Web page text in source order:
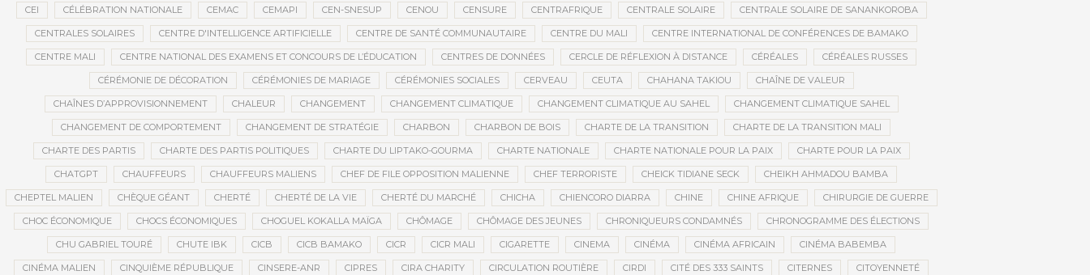
CEI CÉLÉBRATION NATIONALE CEMAC CEMAPI CEN-SNESUP CENOU CENSURE CENTRAFRIQUE CENTRALE SOLAIRE CENTRALE SOLAIRE DE SANANKOROBA
CENTRALES SOLAIRES CENTRE D'INTELLIGENCE ARTIFICIELLE CENTRE DE SANTÉ COMMUNAUTAIRE CENTRE DU MALI CENTRE INTERNATIONAL DE CONFÉRENCES DE BAMAKO
CENTRE MALI CENTRE NATIONAL DES EXAMENS ET CONCOURS DE L’ÉDUCATION CENTRES DE DONNÉES CERCLE DE RÉFLEXION À DISTANCE CÉRÉALES CÉRÉALES RUSSES
CÉRÉMONIE DE DÉCORATION CÉRÉMONIES DE MARIAGE CÉRÉMONIES SOCIALES CERVEAU CEUTA CHAHANA TAKIOU CHAÎNE DE VALEUR
CHAÎNES D’APPROVISIONNEMENT CHALEUR CHANGEMENT CHANGEMENT CLIMATIQUE CHANGEMENT CLIMATIQUE AU SAHEL CHANGEMENT CLIMATIQUE SAHEL
CHANGEMENT DE COMPORTEMENT CHANGEMENT DE STRATÉGIE CHARBON CHARBON DE BOIS CHARTE DE LA TRANSITION CHARTE DE LA TRANSITION MALI
CHARTE DES PARTIS CHARTE DES PARTIS POLITIQUES CHARTE DU LIPTAKO-GOURMA CHARTE NATIONALE CHARTE NATIONALE POUR LA PAIX CHARTE POUR LA PAIX
CHATGPT CHAUFFEURS CHAUFFEURS MALIENS CHEF DE FILE OPPOSITION MALIENNE CHEF TERRORISTE CHEICK TIDIANE SECK CHEIKH AHMADOU BAMBA
CHEPTEL MALIEN CHÈQUE GÉANT CHERTÉ CHERTÉ DE LA VIE CHERTÉ DU MARCHÉ CHICHA CHIENCORO DIARRA CHINE CHINE AFRIQUE CHIRURGIE DE GUERRE
CHOC ÉCONOMIQUE CHOCS ÉCONOMIQUES CHOGUEL KOKALLA MAÏGA CHÔMAGE CHÔMAGE DES JEUNES CHRONIQUEURS CONDAMNÉS CHRONOGRAMME DES ÉLECTIONS
CHU GABRIEL TOURÉ CHUTE IBK CICB CICB BAMAKO CICR CICR MALI CIGARETTE CINEMA CINÉMA CINÉMA AFRICAIN CINÉMA BABEMBA
CINÉMA MALIEN CINQUIÈME RÉPUBLIQUE CINSERE-ANR CIPRES CIRA CHARITY CIRCULATION ROUTIÈRE CIRDI CITÉ DES 333 SAINTS CITERNES CITOYENNETÉ